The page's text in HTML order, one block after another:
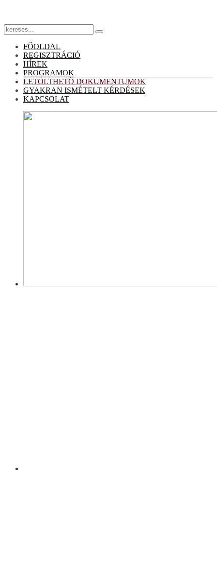
FŐOLDAL
REGISZTRÁCIÓ
HÍREK
PROGRAMOK
LETÖLTHETŐ DOKUMENTUMOK
GYAKRAN ISMÉTELT KÉRDÉSEK
KAPCSOLAT